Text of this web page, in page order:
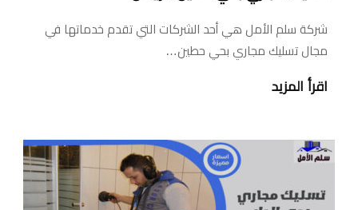
شركة سلم الأمل هي أحد الشركات التي تقدم خدماتها في
مجال تسليك مجاري بحي حطين…
اقرأ المزيد